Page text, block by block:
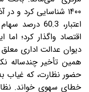
۱۴۰۰ شناسایی کرد و
اعتبار، 60.3
اقتصاد واگذار کرد؛
همین تأخیر چندساله
حضور نظارت، که غیاب
خطای سهوی خواند.